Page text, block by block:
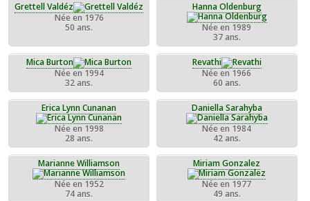
Grettell Valdéz
Née en 1976
50 ans.
Hanna Oldenburg
Née en 1989
37 ans.
Mica Burton
Née en 1994
32 ans.
Revathi
Née en 1966
60 ans.
Erica Lynn Cunanan
Née en 1998
28 ans.
Daniella Sarahyba
Née en 1984
42 ans.
Marianne Williamson
Née en 1952
74 ans.
Miriam Gonzalez
Née en 1977
49 ans.